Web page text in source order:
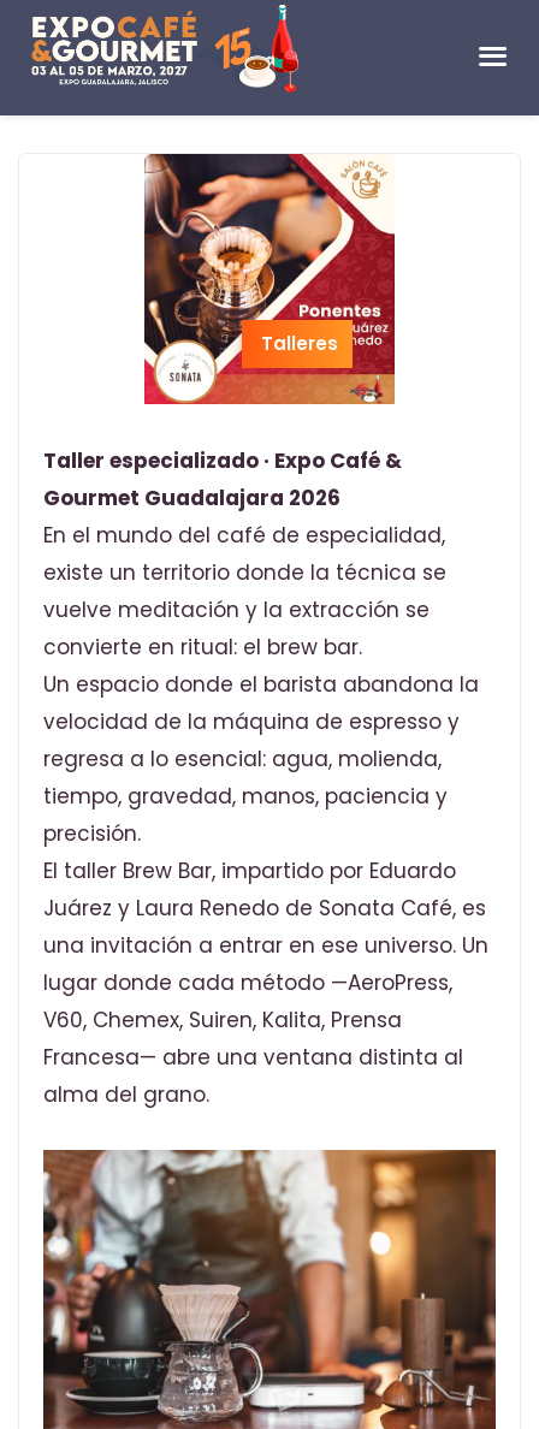
Talleres
Taller especializado · Expo Café &
Gourmet Guadalajara 2026
En el mundo del café de especialidad,
existe un territorio donde la técnica se
vuelve meditación y la extracción se
convierte en ritual: el brew bar.
Un espacio donde el barista abandona la
velocidad de la máquina de espresso y
regresa a lo esencial: agua, molienda,
tiempo, gravedad, manos, paciencia y
precisión.
El taller Brew Bar, impartido por Eduardo
Juárez y Laura Renedo de Sonata Café, es
una invitación a entrar en ese universo. Un
lugar donde cada método —AeroPress,
V60, Chemex, Suiren, Kalita, Prensa
Francesa— abre una ventana distinta al
alma del grano.